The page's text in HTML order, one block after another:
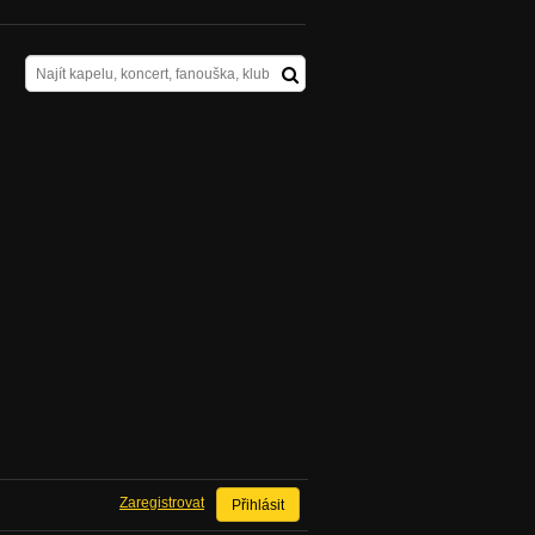
Přihlásit
Zaregistrovat